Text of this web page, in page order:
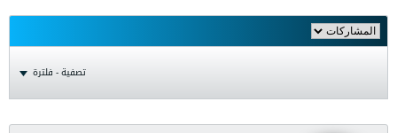
تصفية - فلترة